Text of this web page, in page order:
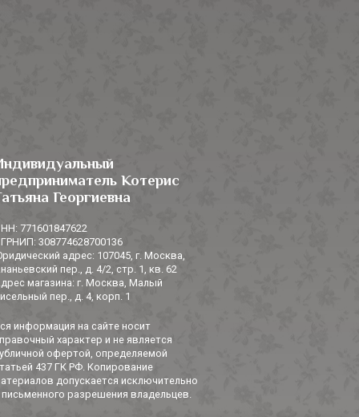
Котерис
Георгиевна
771601847622
308774628700136
адрес: 107045, г. Москва,
пер., д. 4/2, стр. 1, кв. 62
магазина: г. Москва, Малый
пер., д. 4, корп. 1
информация на сайте носит
характер и не является
офертой, определяемой
437 ГК РФ. Копирование
допускается исключительно
письменного разрешения владельцев.